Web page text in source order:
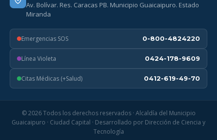
Av. Bolívar. Res. Caracas PB. Municipio Guaicaipuro. Estado
Miranda
Emergencias SOS 0-800-4824220
Línea Violeta 0424-178-9609
Citas Médicas (+Salud) 0412-619-49-70
© 2026 Todos los derechos reservados · Alcaldía del Municipio
Guaicaipuro · Ciudad Capital · Desarrollado por Dirección de Ciencia y
Tecnología